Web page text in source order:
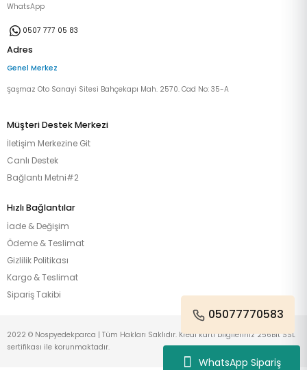
WhatsApp Sipariş
WhatsApp
0507 777 05 83
Adres
Genel Merkez
Şaşmaz Oto Sanayi Sitesi Bahçekapı Mah. 2570. Cad No: 35-A
Müşteri Destek Merkezi
İletişim Merkezine Git
Canlı Destek
Bağlantı Metni#2
Hızlı Bağlantılar
İade & Değişim
Ödeme & Teslimat
Gizlilik Politikası
Kargo & Teslimat
Sipariş Takibi
05077770583
2022 © Nospyedekparca | Tüm Hakları Saklıdır. Kredi kartı bilgileriniz 256Bit SSL
sertifikası ile korunmaktadır.